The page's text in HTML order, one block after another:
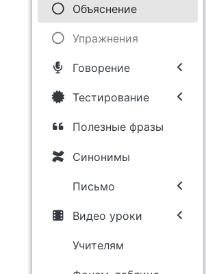
Объяснение
Упражнения
Говорение
Тестирование
Полезные фразы
Синонимы
Письмо
Видео уроки
Учителям